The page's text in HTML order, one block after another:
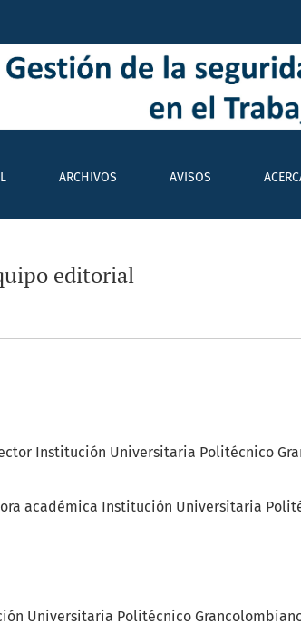
ARCHIVOS AVISOS
editorial
Institución Universitaria Politécnico
académica Institución Universitaria
Universitaria Politécnico